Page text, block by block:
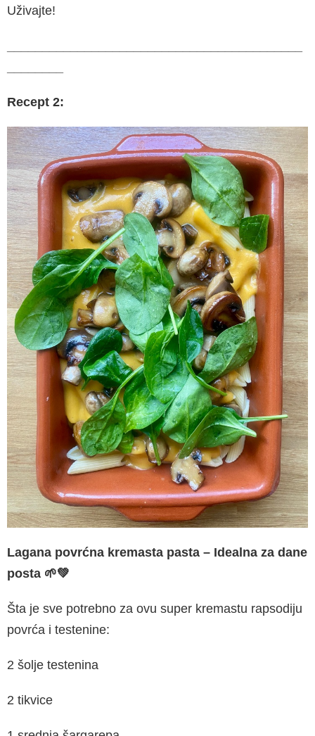
Uživajte!
Recept 2:
Lagana povrćna kremasta pasta – Idealna za dane
posta 🌱💚
Šta je sve potrebno za ovu super kremastu rapsodiju
povrća i testenine:
2 šolje testenina
2 tikvice